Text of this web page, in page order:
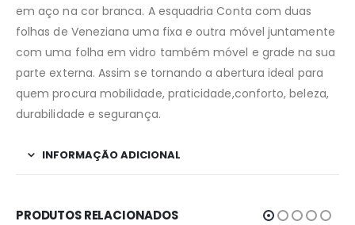
em aço na cor branca. A esquadria Conta com duas
folhas de Veneziana uma fixa e outra móvel juntamente
com uma folha em vidro também móvel e grade na sua
parte externa. Assim se tornando a abertura ideal para
quem procura mobilidade, praticidade,conforto, beleza,
durabilidade e segurança.
INFORMAÇÃO ADICIONAL
PRODUTOS RELACIONADOS